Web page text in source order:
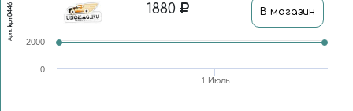
Арт.
kpm0446 1880 В магазин
1 Июль
0
2000